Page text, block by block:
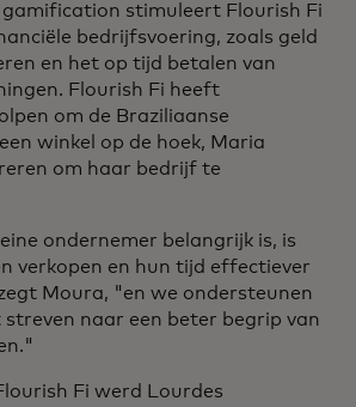
gamification stimuleert Flourish Fi
bedrijfsvoering, zoals geld
en het op tijd betalen van
Flourish Fi heeft
om de Braziliaanse
winkel op de hoek, Maria
om haar bedrijf te
ondernemer belangrijk is, is
verkopen en hun tijd effectiever
Moura, "en we ondersteunen
streven naar een beter begrip van
Fi werd Lourdes